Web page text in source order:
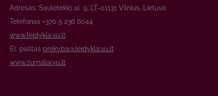
Adresas: Saulėtekio al. 9, LT-01131 Vilnius, Lietuva
Telefonas +370 5 236 6044
www.leidykla.vu.lt
El. paštas prekyba@leidykla.vu.lt
www.zurnalai.vu.lt